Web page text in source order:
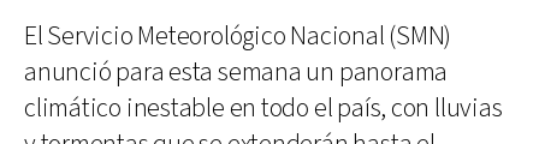
El Servicio Meteorológico Nacional (SMN)
anunció para esta semana un panorama
climático inestable en todo el país, con lluvias